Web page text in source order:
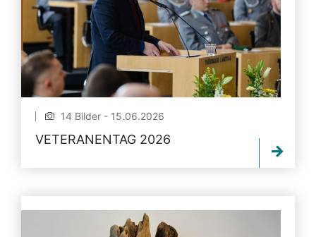
14 Bilder - 15.06.2026
VETERANENTAG 2026